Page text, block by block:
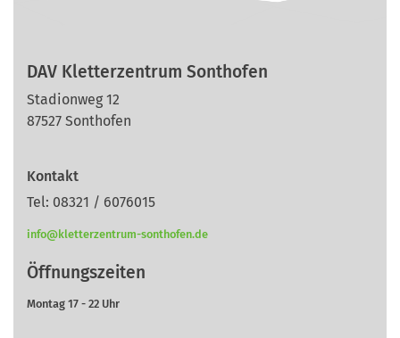
DAV Kletterzentrum Sonthofen
Stadionweg 12
87527 Sonthofen
Kontakt
Tel: 08321 / 6076015
info@kletterzentrum-sonthofen.de
Öffnungszeiten
Montag 17 - 22 Uhr